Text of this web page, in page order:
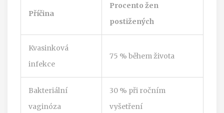
Příčina
Procento žen
postižených
Kvasinková
infekce
75 % během života
Bakteriální
vaginóza
30 % při ročním
vyšetření